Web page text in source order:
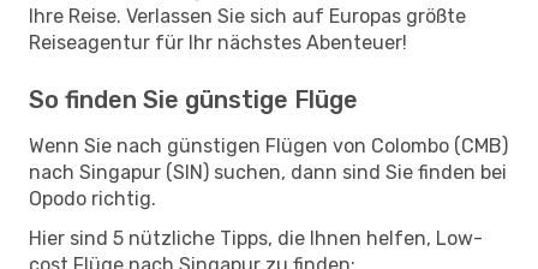
Ihre Reise. Verlassen Sie sich auf Europas größte
Reiseagentur für Ihr nächstes Abenteuer!
So finden Sie günstige Flüge
Wenn Sie nach günstigen Flügen von Colombo (CMB)
nach Singapur (SIN) suchen, dann sind Sie finden bei
Opodo richtig.
Hier sind 5 nützliche Tipps, die Ihnen helfen, Low-